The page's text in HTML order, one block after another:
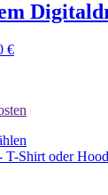
Die
€
Produkt